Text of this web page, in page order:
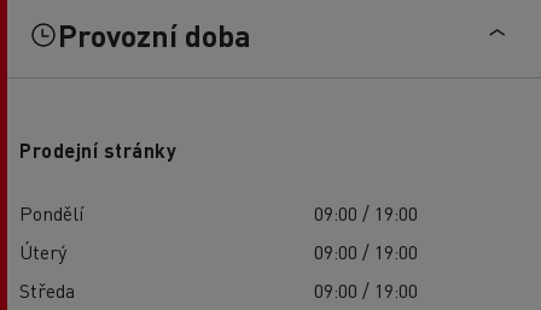
Provozní doba
Prodejní stránky
Pondělí
09:00 / 19:00
Úterý
09:00 / 19:00
Středa
09:00 / 19:00